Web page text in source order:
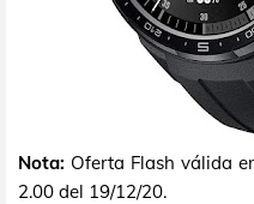
Nota: Oferta Flash válida
2.00 del 19/12/20.